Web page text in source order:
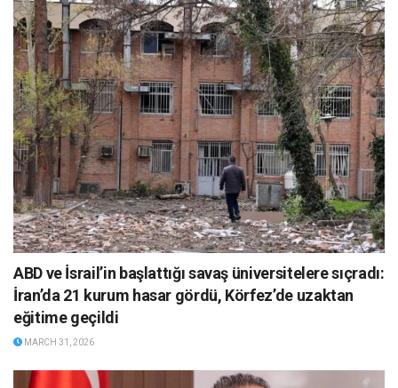
ABD ve İsrail’in başlattığı savaş üniversitelere sıçradı:
İran’da 21 kurum hasar gördü, Körfez’de uzaktan
eğitime geçildi
MARCH 31, 2026